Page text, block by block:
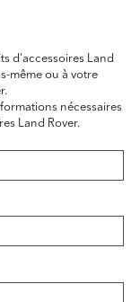
d'accessoires Land
même ou à votre
nécessaires
Land Rover.